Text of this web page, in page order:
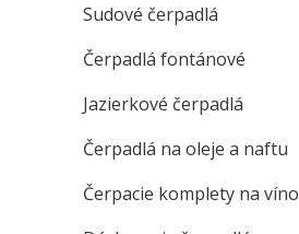
Sudové čerpadlá
Čerpadlá fontánové
Jazierkové čerpadlá
Čerpadlá na oleje a naftu
Čerpacie komplety na víno